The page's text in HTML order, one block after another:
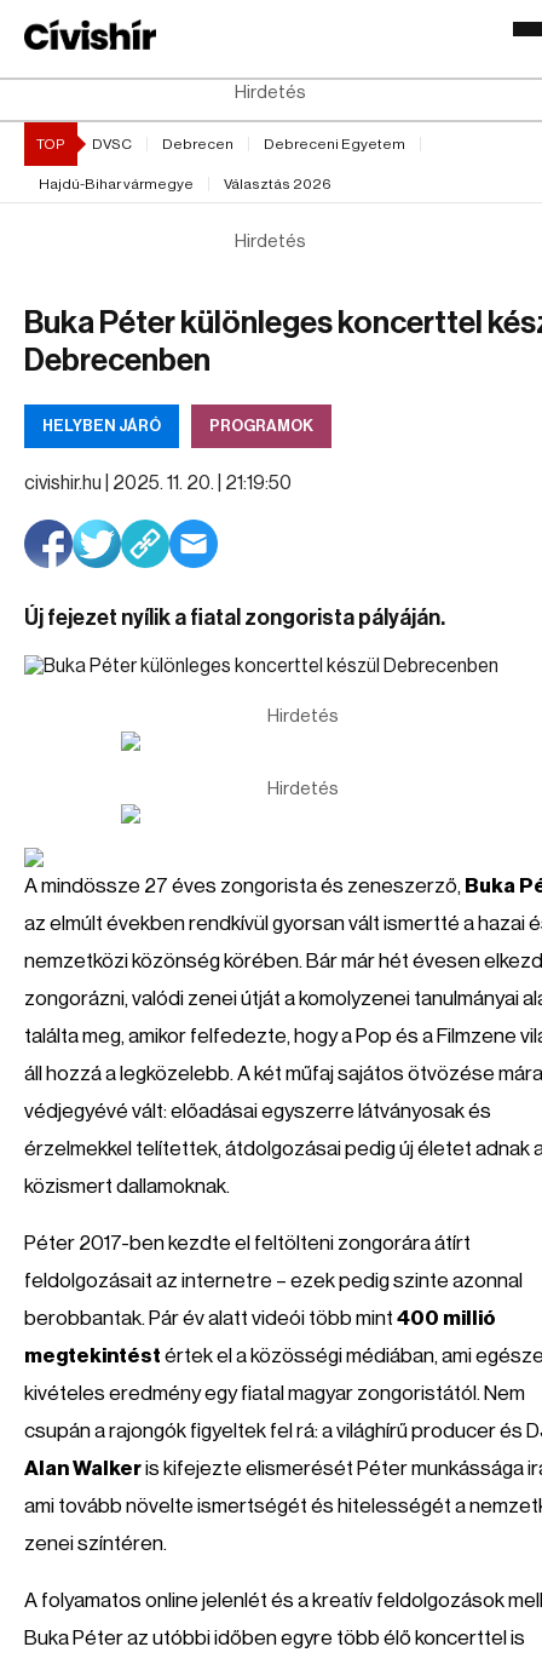
Hirdetés
TOP DVSC Debrecen Debreceni Egyetem
Hajdú-Bihar vármegye Választás 2026
Hirdetés
Buka Péter különleges koncerttel
Debrecenben
HELYBEN JÁRÓ PROGRAMOK
civishir.hu | 2025. 11. 20. | 21:19:50
Új fejezet nyílik a fiatal zongorista pályáján.
Hirdetés
Hirdetés
A mindössze 27 éves zongorista és zeneszerző, Buka
az elmúlt években rendkívül gyorsan vált ismertté a hazai
nemzetközi közönség körében. Bár már hét évesen
zongorázni, valódi zenei útját a komolyzenei tanulmányai
találta meg, amikor felfedezte, hogy a Pop és a Filmzene
áll hozzá a legközelebb. A két műfaj sajátos ötvözése
védjegyévé vált: előadásai egyszerre látványosak és
érzelmekkel telítettek, átdolgozásai pedig új életet adnak
közismert dallamoknak.
Péter 2017-ben kezdte el feltölteni zongorára átírt
feldolgozásait az internetre – ezek pedig szinte azonnal
berobbantak. Pár év alatt videói több mint 400 millió
megtekintést értek el a közösségi médiában, ami
kivételes eredmény egy fiatal magyar zongoristától. Nem
csupán a rajongók figyeltek fel rá: a világhírű producer és
Alan Walkeris kifejezte elismerését Péter munkássága
ami tovább növelte ismertségét és hitelességét a
zenei színtéren.
A folyamatos online jelenlét és a kreatív feldolgozások
Buka Péter az utóbbi időben egyre több élő koncerttel is